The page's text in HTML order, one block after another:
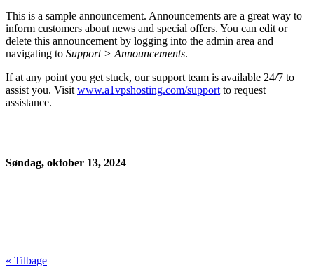
This is a sample announcement. Announcements are a great way to
inform customers about news and special offers. You can edit or
delete this announcement by logging into the admin area and
navigating to Support > Announcements.
If at any point you get stuck, our support team is available 24/7 to
assist you. Visit www.a1vpshosting.com/support to request
assistance.
Søndag, oktober 13, 2024
« Tilbage